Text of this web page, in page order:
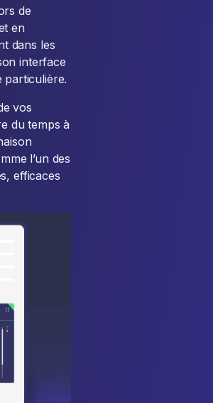
de
en
dans les
interface
particulière.
vos
du temps à
l’un des
efficaces